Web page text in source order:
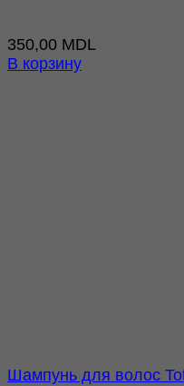
350,00 MDL
В корзину
Шампунь для волос